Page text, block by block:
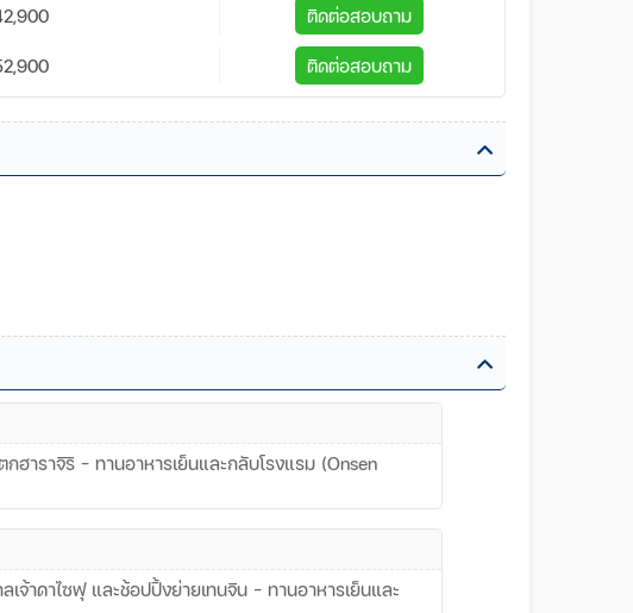
ติดต่อสอบถาม
ติดต่อสอบถาม
ฮาราจิริ - ทานอาหารเย็นและกลับโรงแรม (Onsen
จ้าดาไซฟุ และช้อปปิ้งย่ายเทนจิน - ทานอาหารเย็นและ